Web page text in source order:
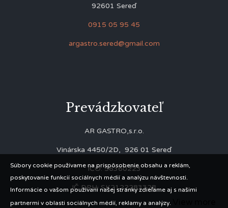
92601 Sereď
0915 05 95 45
argastro.sered@gmail.com
Prevádzkovateľ
AR GASTRO,s.r.o.
Vinárska 4450/2D, 926 01 Sereď
IČO: 56360223
IČ DPH: SK2122283328
Súbory cookie používame na prispôsobenie obsahu a reklám,
poskytovanie funkcií sociálnych médií a analýzu návštevnosti.
Informácie o vašom používaní našej stránky zdieľame aj s našimi
partnermi v oblasti sociálnych médií, reklamy a analýzy.